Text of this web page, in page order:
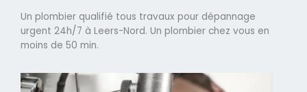
Un plombier qualifié tous travaux pour dépannage
urgent 24h/7 à Leers-Nord. Un plombier chez vous en
moins de 50 min.